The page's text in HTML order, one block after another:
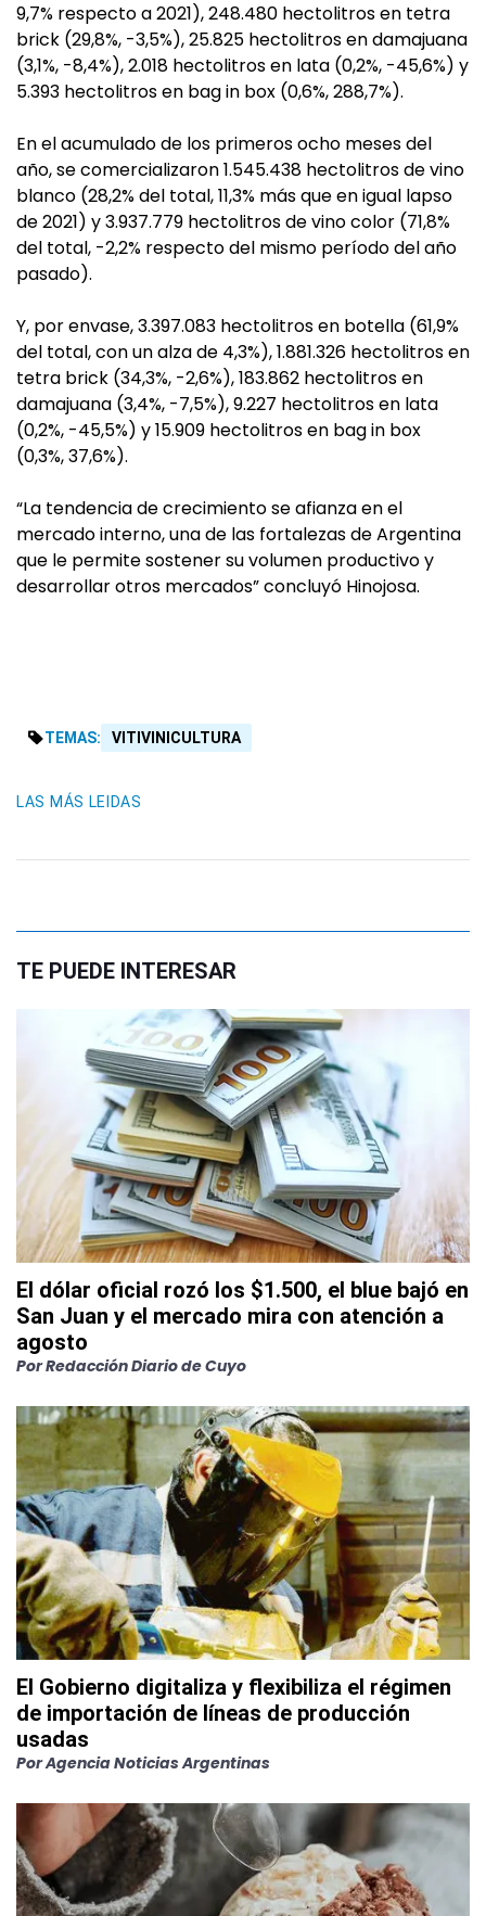
9,7% respecto a 2021), 248.480 hectolitros en tetra
brick (29,8%, -3,5%), 25.825 hectolitros en damajuana
(3,1%, -8,4%), 2.018 hectolitros en lata (0,2%, -45,6%) y
5.393 hectolitros en bag in box (0,6%, 288,7%).
En el acumulado de los primeros ocho meses del
año, se comercializaron 1.545.438 hectolitros de vino
blanco (28,2% del total, 11,3% más que en igual lapso
de 2021) y 3.937.779 hectolitros de vino color (71,8%
del total, -2,2% respecto del mismo período del año
pasado).
Y, por envase, 3.397.083 hectolitros en botella (61,9%
del total, con un alza de 4,3%), 1.881.326 hectolitros en
tetra brick (34,3%, -2,6%), 183.862 hectolitros en
damajuana (3,4%, -7,5%), 9.227 hectolitros en lata
(0,2%, -45,5%) y 15.909 hectolitros en bag in box
(0,3%, 37,6%).
“La tendencia de crecimiento se afianza en el
mercado interno, una de las fortalezas de Argentina
que le permite sostener su volumen productivo y
desarrollar otros mercados” concluyó Hinojosa.
TEMAS: VITIVINICULTURA
LAS MÁS LEIDAS
TE PUEDE INTERESAR
El dólar oficial rozó los $1.500, el blue bajó en
San Juan y el mercado mira con atención a
agosto
PorRedacción Diario de Cuyo
El Gobierno digitaliza y flexibiliza el régimen
de importación de líneas de producción
usadas
PorAgencia Noticias Argentinas